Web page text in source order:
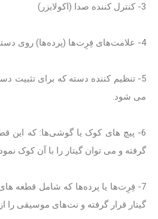
3- کنترل کننده صدا (اکولایزر)
4- علامت‌های فِرِت‌ها (پرده‌ها) روی دسته
5- تنظیم کننده دسته که برای تثبیت
می شود.
6- پیچ های کوک یا گوشی‌ها: که این
گرفته و می توان گیتار را با آن کوک
7- فِرِت‌ها یا پرده‌ها که شامل قطعه
گیتار قرار گرفته و نت‌های موسیقی را